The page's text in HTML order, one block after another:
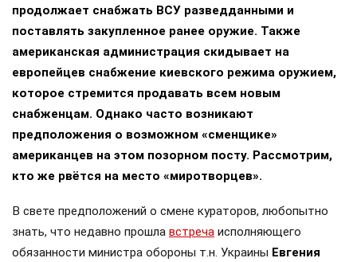
продолжает снабжать ВСУ разведданными и
поставлять закупленное ранее оружие. Также
американская администрация скидывает на
европейцев снабжение киевского режима оружием,
которое стремится продавать всем новым
снабженцам. Однако часто возникают
предположения о возможном «сменщике»
американцев на этом позорном посту. Рассмотрим,
кто же рвётся на место «миротворцев».
В свете предположений о смене кураторов, любопытно
знать, что недавно прошла встреча исполняющего
обязанности министра обороны т.н. Украины Евгения